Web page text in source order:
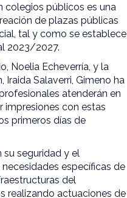
colegios públicos es una
de plazas públicas
tal y como se establece
2023/2027.
Noelia Echeverría, y la
Salaverri, Gimeno ha
atenderán en
impresiones con estas
primeros días de
seguridad y el
específicas de
del
realizando actuaciones de